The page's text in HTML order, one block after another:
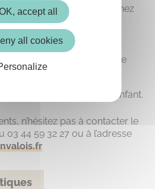
près de chez
sur vos besoins et vos
de confiance pour votre
bon match pour votre enfant.
n’hésitez pas à contacter le
03 44 59 32 27 ou à l’adresse
accept all
all cookies